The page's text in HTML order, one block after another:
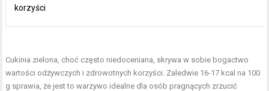
korzyści
Cukinia zielona, choć często niedoceniana, skrywa w sobie bogactwo
wartości odżywczych i zdrowotnych korzyści. Zaledwie 16-17 kcal na 100
g sprawia, że jest to warzywo idealne dla osób pragnących zrzucić